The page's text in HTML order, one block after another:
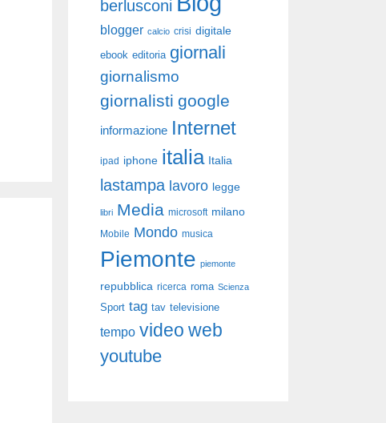
berlusconi
blogger calcio crisi digitale
ebook editoria giornali
giornalismo
giornalisti google
informazione Internet
ipad iphone italia Italia
lastampa lavoro legge
libri Media microsoft milano
Mobile Mondo musica
Piemonte piemonte
repubblica ricerca roma Scienza
Sport tag tav televisione
tempo video web
youtube